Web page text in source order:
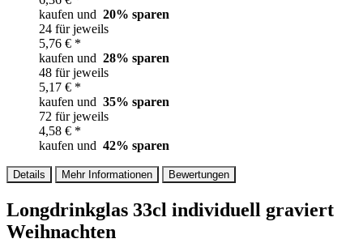
kaufen und 20% sparen
24 für jeweils
5,76 € *
kaufen und 28% sparen
48 für jeweils
5,17 € *
kaufen und 35% sparen
72 für jeweils
4,58 € *
kaufen und 42% sparen
Details Mehr Informationen Bewertungen
Longdrinkglas 33cl individuell graviert
Weihnachten